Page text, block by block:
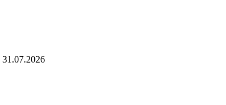
31.07.2026